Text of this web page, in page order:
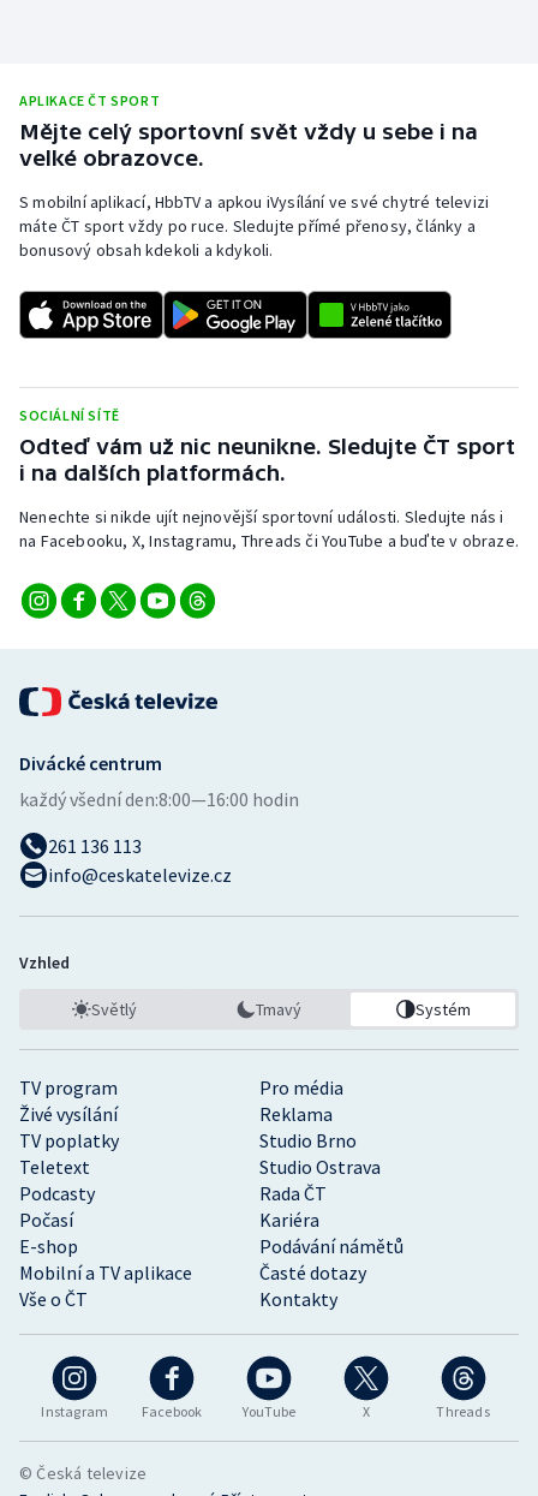
Plážový volejbal
Ragby
Rychlobruslení
Rychlostní kanoistika
Short track
Stolní tenis
Veslování
Vodní slalom
APLIKACE ČT SPORT
Mějte celý sportovní svět vždy u sebe i na
velké obrazovce.
S mobilní aplikací, HbbTV a apkou iVysílání ve své chytré televizi
máte ČT sport vždy po ruce. Sledujte přímé přenosy, články a
bonusový obsah kdekoli a kdykoli.
SOCIÁLNÍ SÍTĚ
Odteď vám už nic neunikne. Sledujte ČT sport
i na dalších platformách.
Nenechte si nikde ujít nejnovější sportovní události. Sledujte nás i
na Facebooku, X, Instagramu, Threads či YouTube a buďte v obraze.
Instagram Facebook YouTube X Threads
TV program
Pro média
Živé vysílání
Reklama
TV poplatky
Studio Brno
Teletext
Studio Ostrava
Podcasty
Rada ČT
Počasí
Kariéra
E-shop
Podávání námětů
Mobilní a TV aplikace
Časté dotazy
Vše o ČT
Kontakty
Divácké centrum
každý všední den:8:00—16:00 hodin
261 136 113
info@ceskatelevize.cz
Vzhled
Světlý Tmavý Systém
© Česká televize